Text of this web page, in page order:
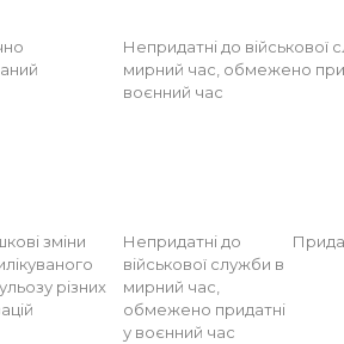
Непридатні до військової
мирний час, обмежено
воєнний час
зміни
різних
Непридатні до
військової служби в
мирний час,
обмежено придатні
у воєнний час